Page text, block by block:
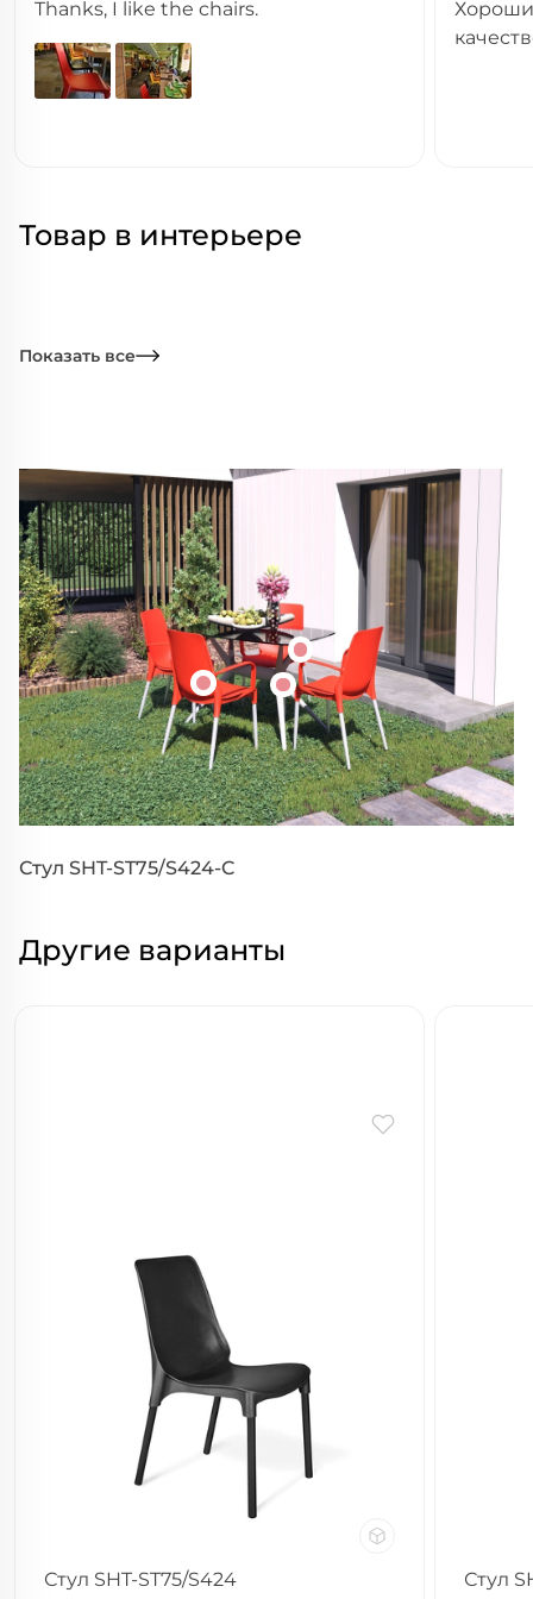
Thanks, I like the chairs.
Товар в интерьере
Показать все
Стул SHT-ST75/S424-C
Другие варианты
Стул SHT-ST75/S424 Стул